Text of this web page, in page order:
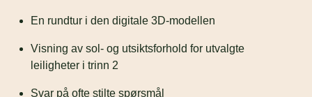
En rundtur i den digitale 3D-modellen
Visning av sol- og utsiktsforhold for utvalgte
leiligheter i trinn 2
Svar på ofte stilte spørsmål